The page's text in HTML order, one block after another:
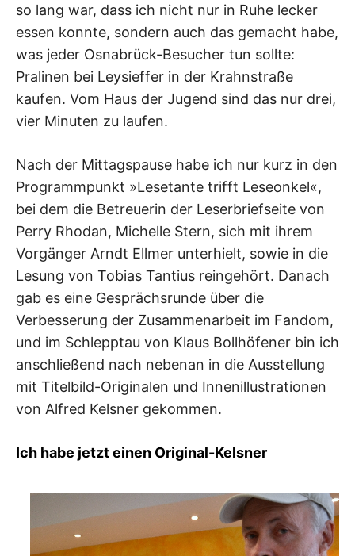
so lang war, dass ich nicht nur in Ruhe lecker
essen konnte, sondern auch das gemacht habe,
was jeder Osnabrück-Besucher tun sollte:
Pralinen bei Leysieffer in der Krahnstraße
kaufen. Vom Haus der Jugend sind das nur drei,
vier Minuten zu laufen.
Nach der Mittagspause habe ich nur kurz in den
Programmpunkt »Lesetante trifft Leseonkel«,
bei dem die Betreuerin der Leserbriefseite von
Perry Rhodan, Michelle Stern, sich mit ihrem
Vorgänger Arndt Ellmer unterhielt, sowie in die
Lesung von Tobias Tantius reingehört. Danach
gab es eine Gesprächsrunde über die
Verbesserung der Zusammenarbeit im Fandom,
und im Schlepptau von Klaus Bollhöfener bin ich
anschließend nach nebenan in die Ausstellung
mit Titelbild-Originalen und Innenillustrationen
von Alfred Kelsner gekommen.
Ich habe jetzt einen Original-Kelsner